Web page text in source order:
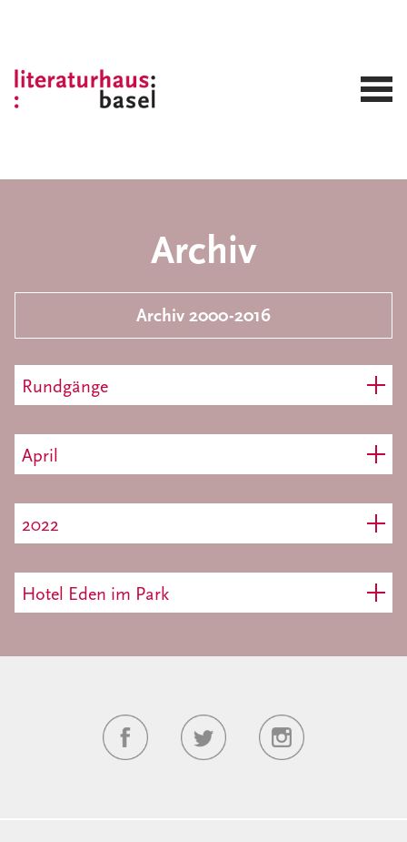
Archiv
Archiv 2000-2016
Rundgänge
April
2022
Hotel Eden im Park